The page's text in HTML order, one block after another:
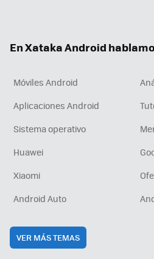
En Xataka Android
Móviles Android
Aplicaciones Android
Sistema operativo
Huawei
Xiaomi
Android Auto
VER MÁS TEMAS